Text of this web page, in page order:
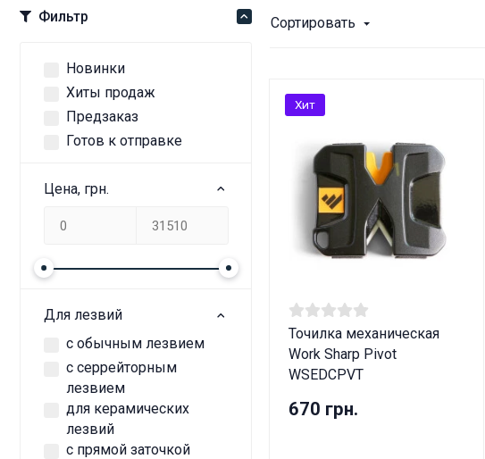
Фильтр
Новинки
Хиты продаж
Предзаказ
Готов к отправке
Цена, грн.
Для лезвий
с обычным лезвием
с серрейторным
лезвием
для керамических
лезвий
с прямой заточкой
Сортировать
Точилка механическая
Work Sharp Pivot
WSEDCPVT
670 грн.
Хит